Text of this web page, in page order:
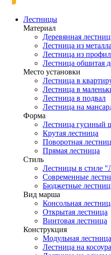
Лестницы
Материал
Деревянная
Лестница из металла
Лестница из
Лестница обшитая
Место установки
Лестница в
Лестница в
Лестница в подвал
Лестница на
Форма
Лестница гусиный
Крутая лестница
Поворотная
Прямая лестница
Стиль
Лестницы в стиле
Современные
Бюджетные
Вид марша
Консольная
Открытая лестница
Винтовая лестница
Конструкция
Модульная лестница
Лестница на